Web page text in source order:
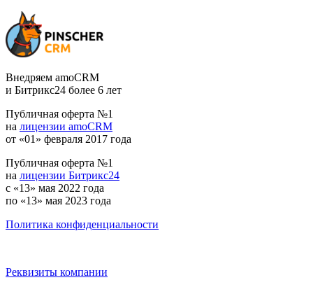
Внедряем amoCRM
и Битрикс24 более 6 лет
Публичная оферта №1
на лицензии amoCRM
от «01» февраля 2017 года
Публичная оферта №1
на лицензии Битрикс24
с «13» мая 2022 года
по «13» мая 2023 года
Политика конфиденциальности
Реквизиты компании